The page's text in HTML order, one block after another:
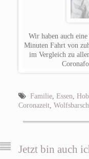
Wir haben auch
Minuten Fahrt von
im Vergleich zu
Familie, Essen,
Coronazeit, Wolfsbarsch
Jetzt bin auch